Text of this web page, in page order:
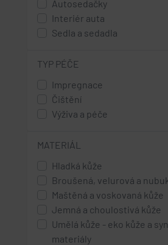
Autosedačky
Interiér auta
Sedla a sedadla
TYP PÉČE
Impregnace
Čištění
Výživa a péče
MATERIÁL
Hladká kůže
Broušená, velurová a
Maštěná a voskovaná kůže
Jemná a choulostivá kůže
Umělá kůže - eko kůže a
materiály